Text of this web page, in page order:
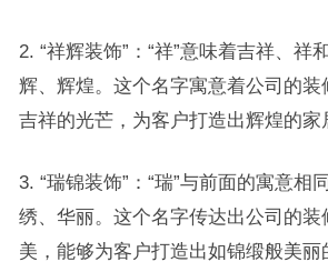
2. “祥辉装饰”：“祥”意味着吉祥、祥
辉、辉煌。这个名字寓意着公司的装
吉祥的光芒，为客户打造出辉煌的家
3. “瑞锦装饰”：“瑞”与前面的寓意相
绣、华丽。这个名字传达出公司的装
美，能够为客户打造出如锦缎般美丽